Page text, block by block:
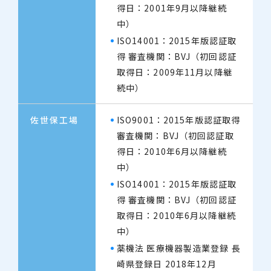
得日：2001年9月以降継続
中）
ISO14001：2015年版認証取
得 審査機関：BVJ（初回認証
取得日：2009年11月以降継
続中）
佐世保工場
ISO9001：2015年版認証取得
審査機関：BVJ（初回認証取
得日：2010年6月以降継続
中）
ISO14001：2015年版認証取
得 審査機関：BVJ（初回認証
取得日：2010年6月以降継続
中）
薬機法 医療機器製造業登録 長
崎県登録日 2018年12月